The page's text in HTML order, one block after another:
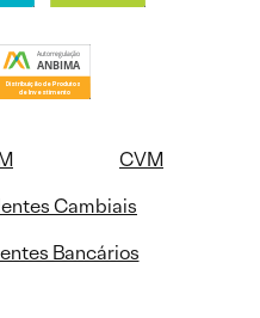
CVM
Cambiais
Bancários